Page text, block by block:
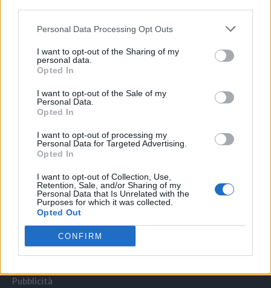
Personal Data Processing Opt Outs
I want to opt-out of the Sharing of my
personal data.
Opted In
I want to opt-out of the Sale of my
Personal Data.
Opted In
I want to opt-out of processing my
Personal Data for Targeted Advertising.
Opted In
I want to opt-out of Collection, Use,
Retention, Sale, and/or Sharing of my
Personal Data that Is Unrelated with the
Purposes for which it was collected.
Opted Out
CONFIRM
Vicenza, Gallerie d’Italia aperta e gratis
1 Agosto 2026
Anonimi
31 Luglio 2026
Redazione
redazione@laltravicenza.it
Pubblicità